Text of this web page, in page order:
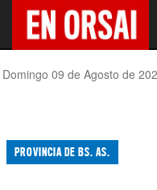
Domingo 09 de Agosto de
PROVINCIA DE BS. AS.